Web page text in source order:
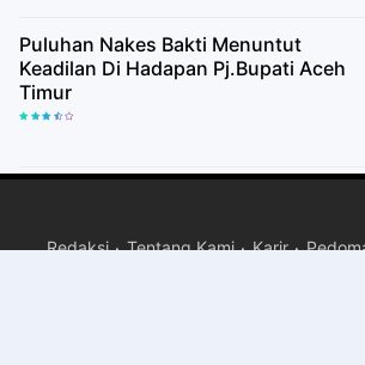
Puluhan Nakes Bakti Menuntut
Keadilan Di Hadapan Pj.Bupati Aceh
Timur
Redaksi Tentang Kami Karir